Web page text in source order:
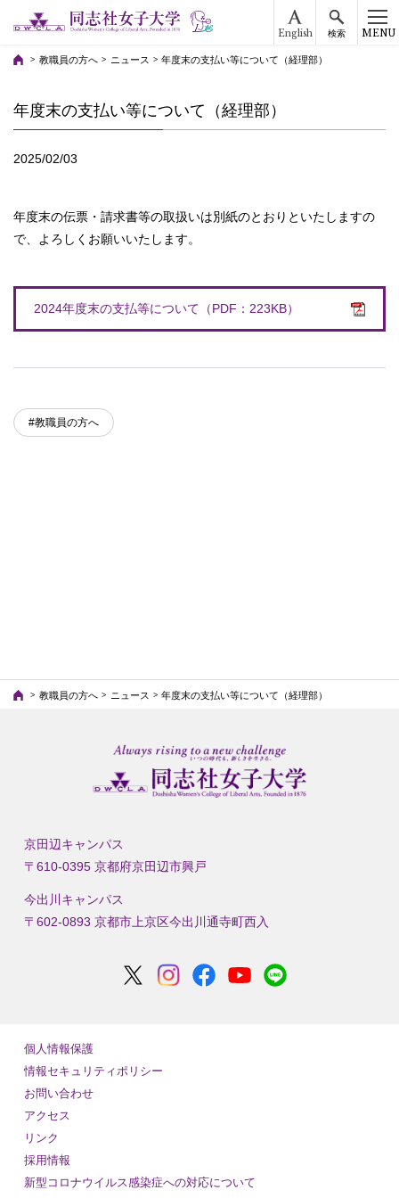
English 検索 MENU
教職員の方へ ニュース 年度末の支払い等について（経理部）
年度末の支払い等について（経理部）
2025/02/03
年度末の伝票・請求書等の取扱いは別紙のとおりといたしますの
で、よろしくお願いいたします。
2024年度末の支払等について（PDF：223KB）
#教職員の方へ
教職員の方へ ニュース 年度末の支払い等について（経理部）
京田辺キャンパス
〒610-0395 京都府京田辺市興戸
今出川キャンパス
〒602-0893 京都市上京区今出川通寺町西入
個人情報保護
情報セキュリティポリシー
お問い合わせ
アクセス
リンク
採用情報
新型コロナウイルス感染症への対応について